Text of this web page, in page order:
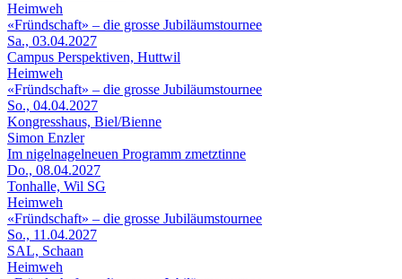
Heimweh
«Fründschaft» – die grosse Jubiläumstournee
Sa., 03.04.2027
Campus Perspektiven, Huttwil
Heimweh
«Fründschaft» – die grosse Jubiläumstournee
So., 04.04.2027
Kongresshaus, Biel/Bienne
Simon Enzler
Im nigelnagelneuen Programm zmetztinne
Do., 08.04.2027
Tonhalle, Wil SG
Heimweh
«Fründschaft» – die grosse Jubiläumstournee
So., 11.04.2027
SAL, Schaan
Heimweh